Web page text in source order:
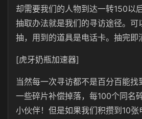
却需要我们的人物到达一转150以
抽取办法就是我们的寻访途径。可
抽，用到的道具是电话卡。抽完即
[虎牙奶瓶加速器]
当然每一次寻访都不是百分百能找
一些碎片补偿掉落，每100个同名
小伙伴！但是如果我们积攒到10张